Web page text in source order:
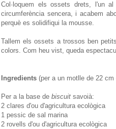
Col·loquem els ossets drets, l'un
circumferència sencera, i acabem
perquè es solidifiqui la mousse.
Tallem els ossets a trossos ben
colors. Com heu vist, queda
Ingredients (per a un motlle de 22 cm
Per a la base de biscuit savoià:
2 clares d'ou d'agricultura ecològica
1 pessic de sal marina
2 rovells d'ou d'agricultura ecològica